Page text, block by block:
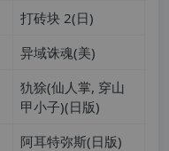
打砖块 2(日)
异域诛魂(美)
犰狳(仙人掌, 穿山
甲小子)(日版)
阿耳特弥斯(日版)